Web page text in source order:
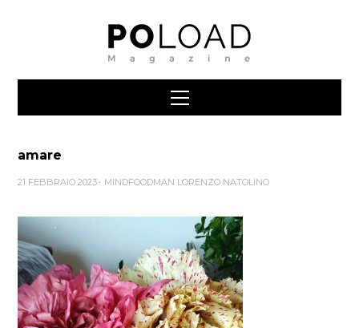
amare
21 FEBBRAIO 2023 MINDFOODMAN LORENZO NATOLINO